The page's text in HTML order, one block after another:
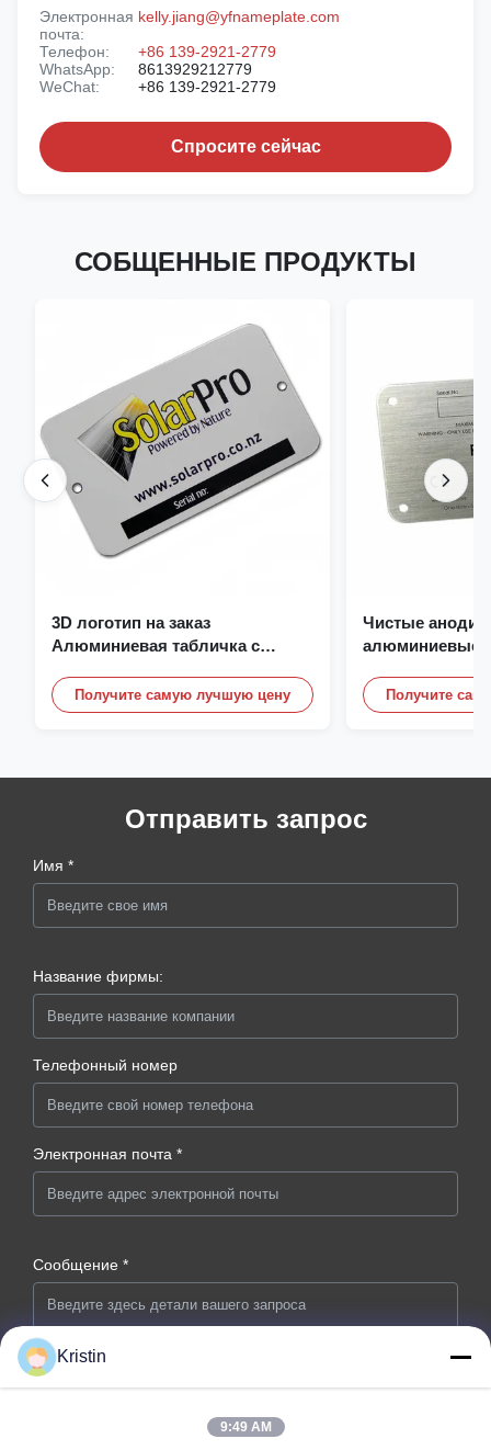
Электронная
почта:
kelly.jiang@yfnameplate.com
Телефон:
+86 139-2921-2779
WhatsApp:
8613929212779
WeChat:
+86 139-2921-2779
Спросите сейчас
СОБЩЕННЫЕ ПРОДУКТЫ
3D логотип на заказ
Алюминиевая табличка с
Имя таблички
Получите самую лучшую цену
Чистые
алюминиевые
Получите
Отправить запрос
Имя *
Название фирмы:
Телефонный номер
Электронная почта *
Сообщение *
Kristin
9:49 AM